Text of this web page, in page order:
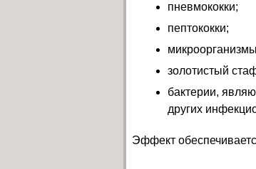
пневмококки;
пептококки;
золотистый
бактерии,
других
Эффект